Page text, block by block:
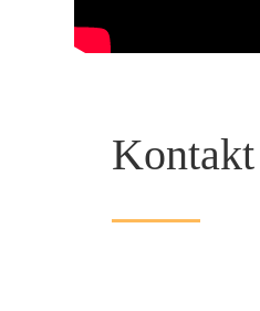
Kontakt